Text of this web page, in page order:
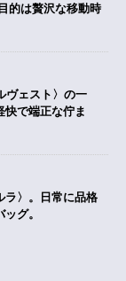
的は贅沢な移動時
ヴェスト〉の一
快で端正な佇ま
〉。
日常に品格
グ。